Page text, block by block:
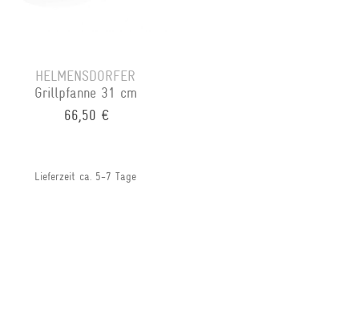
HELMENSDORFER
Grillpfanne 31 cm
66,50 €
Lieferzeit ca. 5-7 Tage